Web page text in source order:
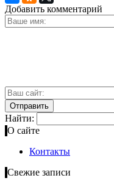
Добавить комментарий
Найти:
О сайте
Контакты
Свежие записи